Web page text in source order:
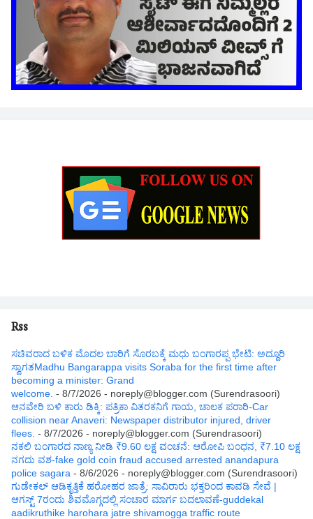
Rss
ಸಚಿವರಾದ ಬಳಿಕ ಮೊದಲ ಬಾರಿಗೆ ಸೊರಬಕ್ಕೆ ಮಧು ಬಂಗಾರಪ್ಪ ಭೇಟಿ: ಅದ್ದೂರಿ
ಸ್ವಾಗತMadhu Bangarappa visits Soraba for the first time after
becoming a minister: Grand
welcome. - 8/7/2026 - noreply@blogger.com (Surendrasoori)
ಆನವೇರಿ ಬಳಿ ಕಾರು ಡಿಕ್ಕಿ: ಪತ್ರಿಕಾ ವಿತರಕನಿಗೆ ಗಾಯ, ಚಾಲಕ ಪರಾರಿ-Car
collision near Anaveri: Newspaper distributor injured, driver
flees. - 8/7/2026 - noreply@blogger.com (Surendrasoori)
ನಕಲಿ ಬಂಗಾರದ ನಾಣ್ಯ ನೀಡಿ ₹9.60 ಲಕ್ಷ ವಂಚನೆ: ಆರೋಪಿ ಬಂಧನ, ₹7.10 ಲಕ್ಷ
ನಗದು ವಶ-fake gold coin fraud accused arrested anandapura
police sagara - 8/6/2026 - noreply@blogger.com (Surendrasoori)
ಗುಡೇಕಲ್ ಆಡಿಕೃತ್ತಿಕೆ ಹರೋಹರ ಜಾತ್ರೆ: ಸಾವಿರಾರು ಭಕ್ತರಿಂದ ಕಾವಡಿ ಸೇವೆ |
ಆಗಸ್ಟ್ 7ರಂದು ಶಿವಮೊಗ್ಗದಲ್ಲಿ ಸಂಚಾರ ಮಾರ್ಗ ಬದಲಾವಣೆ-guddekal
aadikruthike harohara jatre shivamogga traffic route